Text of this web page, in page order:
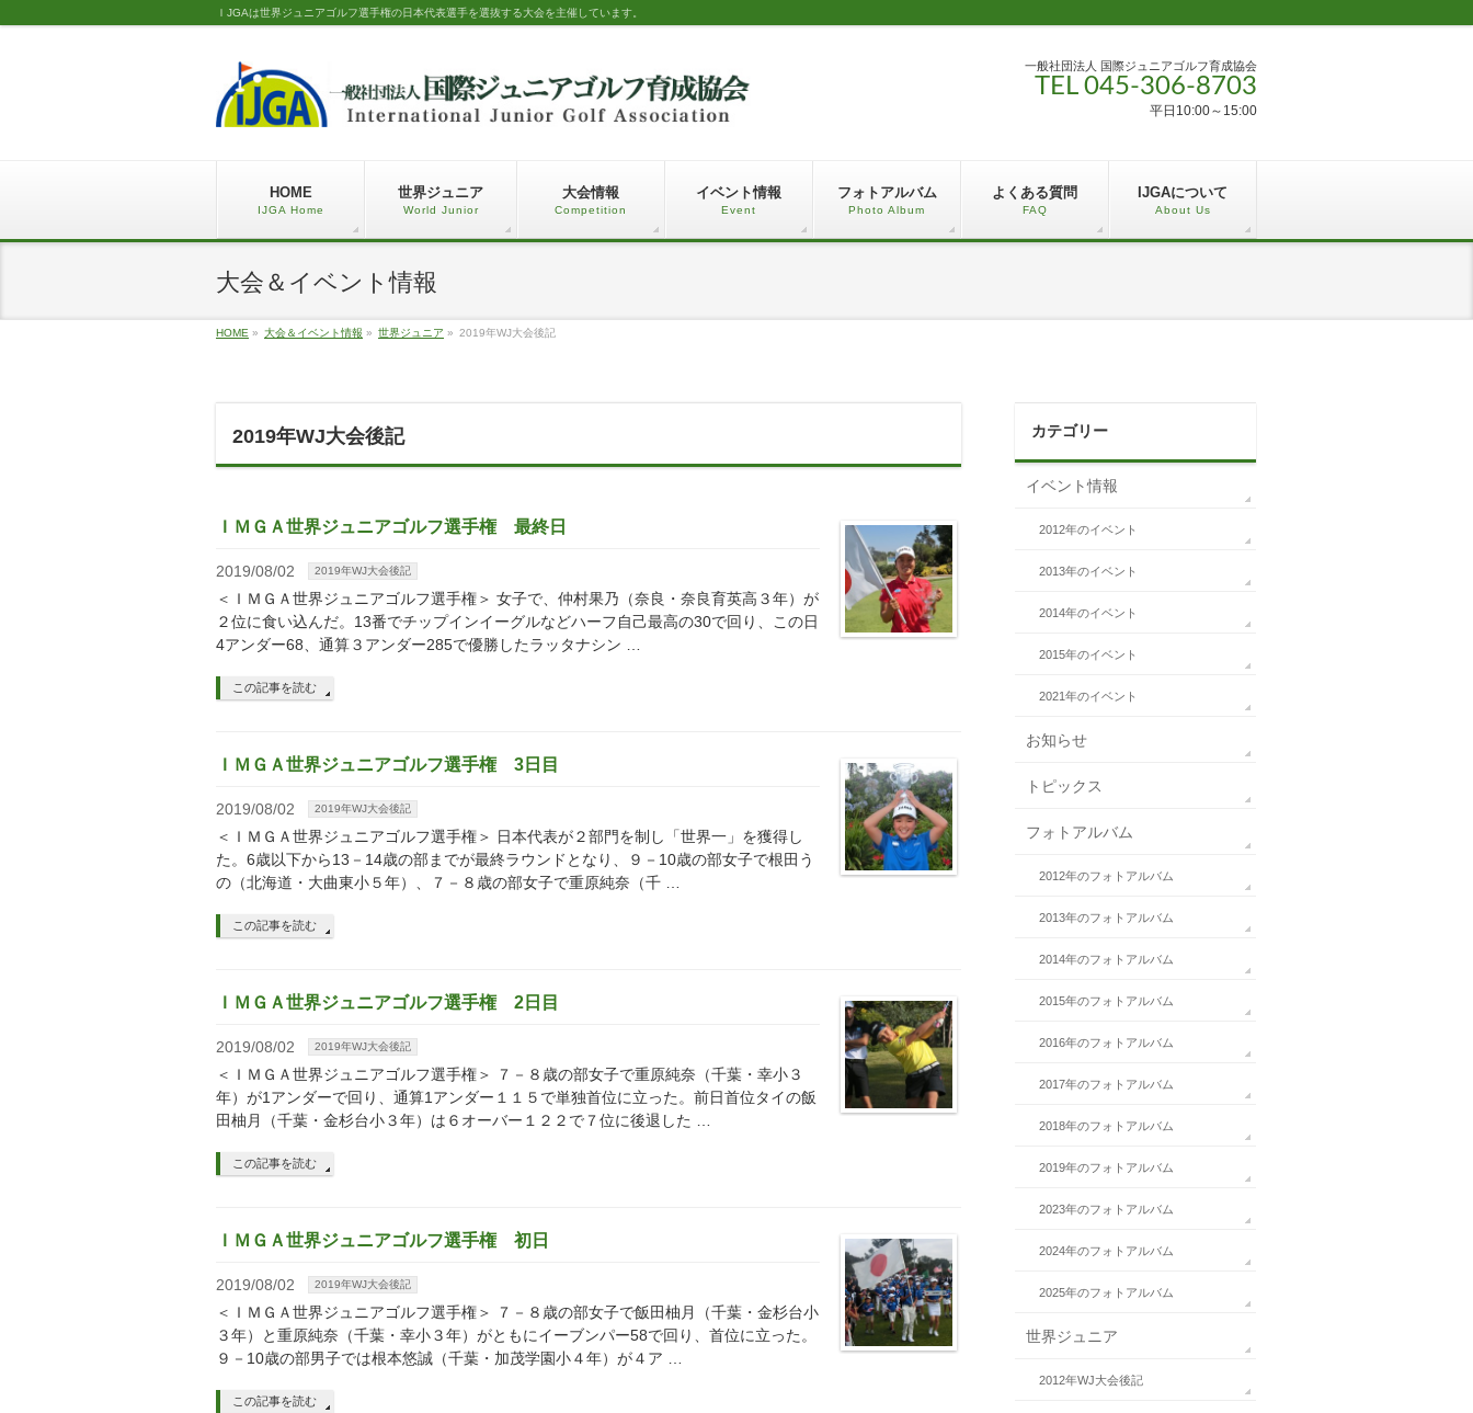
ＩJGAは世界ジュニアゴルフ選手権の日本代表選手を選抜する大会を主催しています。
一般社団法人 国際ジュニアゴルフ育成協会
TEL 045-306-8703
平日10:00～15:00
HOME
IJGA Home
世界ジュニア
World Junior
大会情報
Competition
イベント情報
Event
フォトアルバム
Photo Album
よくある質問
FAQ
IJGAについて
About Us
大会＆イベント情報
HOME » 大会＆イベント情報 » 世界ジュニア » 2019年WJ大会後記
2019年WJ大会後記
ＩＭＧＡ世界ジュニアゴルフ選手権 最終日
2019/08/02 2019年WJ大会後記
＜ＩＭＧＡ世界ジュニアゴルフ選手権＞ 女子で、仲村果乃（奈良・奈良育英高３年）が
２位に食い込んだ。13番でチップインイーグルなどハーフ自己最高の30で回り、この日
4アンダー68、通算３アンダー285で優勝したラッタナシン …
この記事を読む
ＩＭＧＡ世界ジュニアゴルフ選手権 3日目
2019/08/02 2019年WJ大会後記
＜ＩＭＧＡ世界ジュニアゴルフ選手権＞ 日本代表が２部門を制し「世界一」を獲得し
た。6歳以下から13－14歳の部までが最終ラウンドとなり、９－10歳の部女子で根田う
の（北海道・大曲東小５年）、７－８歳の部女子で重原純奈（千 …
この記事を読む
ＩＭＧＡ世界ジュニアゴルフ選手権 2日目
2019/08/02 2019年WJ大会後記
＜ＩＭＧＡ世界ジュニアゴルフ選手権＞ ７－８歳の部女子で重原純奈（千葉・幸小３
年）が1アンダーで回り、通算1アンダー１１５で単独首位に立った。前日首位タイの飯
田柚月（千葉・金杉台小３年）は６オーバー１２２で７位に後退した …
この記事を読む
ＩＭＧＡ世界ジュニアゴルフ選手権 初日
2019/08/02 2019年WJ大会後記
＜ＩＭＧＡ世界ジュニアゴルフ選手権＞ ７－８歳の部女子で飯田柚月（千葉・金杉台小
３年）と重原純奈（千葉・幸小３年）がともにイーブンパー58で回り、首位に立った。
９－10歳の部男子では根本悠誠（千葉・加茂学園小４年）が４ア …
この記事を読む
カテゴリー
イベント情報
2012年のイベント
2013年のイベント
2014年のイベント
2015年のイベント
2021年のイベント
お知らせ
トピックス
フォトアルバム
2012年のフォトアルバム
2013年のフォトアルバム
2014年のフォトアルバム
2015年のフォトアルバム
2016年のフォトアルバム
2017年のフォトアルバム
2018年のフォトアルバム
2019年のフォトアルバム
2023年のフォトアルバム
2024年のフォトアルバム
2025年のフォトアルバム
世界ジュニア
2012年WJ大会後記